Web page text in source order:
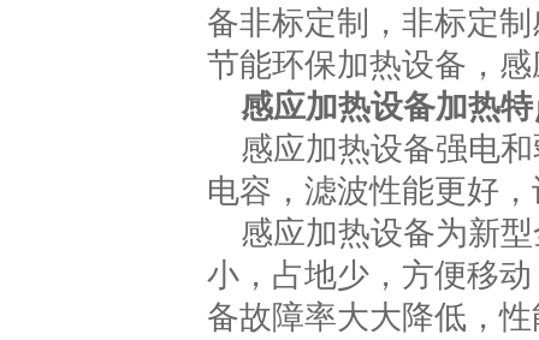
备非标定制，非标定
节能环保加热设备，
感应加热设备加热
感应加热设备强电
电容，滤波性能更好
感应加热设备为新
小，占地少，方便移
备故障率大大降低，